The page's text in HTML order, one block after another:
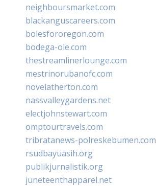
neighboursmarket.com
blackanguscareers.com
bolesfororegon.com
bodega-ole.com
thestreamlinerlounge.com
mestrinorubanofc.com
novelatherton.com
nassvalleygardens.net
electjohnstewart.com
omptourtravels.com
tribratanews-polreskebumen.com
rsudbayuasih.org
publikjurnalistik.org
juneteenthapparel.net